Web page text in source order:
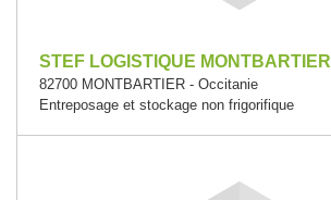
STEF LOGISTIQUE MONTBARTIER
82700 MONTBARTIER - Occitanie
Entreposage et stockage non frigorifique